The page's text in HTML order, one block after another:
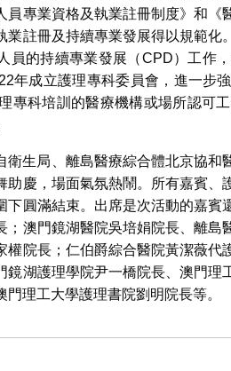
員專業資格及執業註冊制度》和
業註冊及持續專業發展得以規範
員的持續專業發展（CPD）工作
年成立護理專科委員會，進一步
專科培訓的醫療機構或場所認可
衛生局、離島醫療綜合體北京協
助慶，場面氣氛熱鬧。所有嘉賓
下圓滿結束。出席是次活動的嘉
；澳門鏡湖醫院吳培娟院長、離
權院長；仁伯爵綜合醫院黃潔薇
鏡湖護理學院尹一橋院長、澳門
理工大學護理書院劉明院長等。